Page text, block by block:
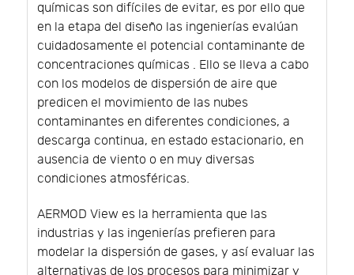
químicas son difíciles de evitar, es por ello que
en la etapa del diseño las ingenierías evalúan
cuidadosamente el potencial contaminante de
concentraciones químicas . Ello se lleva a cabo
con los modelos de dispersión de aire que
predicen el movimiento de las nubes
contaminantes en diferentes condiciones, a
descarga continua, en estado estacionario, en
ausencia de viento o en muy diversas
condiciones atmosféricas.
AERMOD View es la herramienta que las
industrias y las ingenierías prefieren para
modelar la dispersión de gases, y así evaluar las
alternativas de los procesos para minimizar y